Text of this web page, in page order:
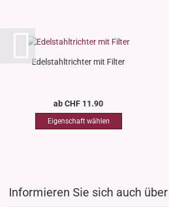
Edelstahltrichter mit Filter
ab CHF 11.90
Informieren Sie sich auch